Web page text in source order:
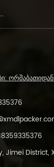
Jimei District,